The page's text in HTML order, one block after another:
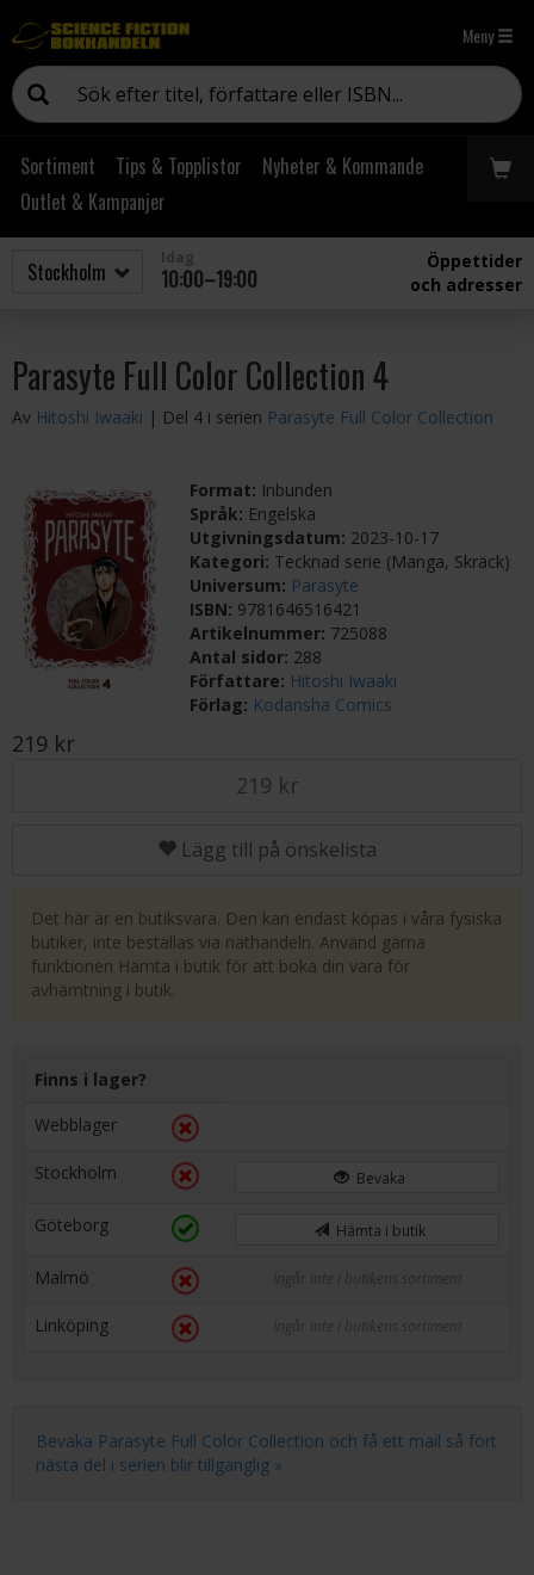
Meny
Sortiment Tips & Topplistor
Nyheter & Kommande
Outlet & Kampanjer
10:00–19:00
Öppettider
och adresser
Parasyte Full Color Collection 4
Av Hitoshi Iwaaki | Del 4 i serien Parasyte Full Color Collection
Format: Inbunden
Språk: Engelska
Utgivningsdatum: 2023-10-17
Kategori: Tecknad serie (Manga, Skräck)
Universum: Parasyte
ISBN: 9781646516421
Artikelnummer: 725088
Antal sidor: 288
Författare: Hitoshi Iwaaki
Förlag: Kodansha Comics
219 kr
219 kr
Lägg till på önskelista
Det här är en butiksvara. Den kan endast köpas i våra fysiska
butiker, inte beställas via näthandeln. Använd gärna
funktionen Hämta i butik för att boka din vara för
avhämtning i butik.
Finns i lager?
Webblager
Stockholm Bevaka
Göteborg Hämta i butik
Malmö Ingår inte i butikens sortiment
Linköping Ingår inte i butikens sortiment
Bevaka Parasyte Full Color Collection och få ett mail så fort
nästa del i serien blir tillgänglig »